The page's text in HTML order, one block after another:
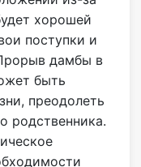
хорошей
поступки и
дамбы в
быть
преодолеть
родственника.